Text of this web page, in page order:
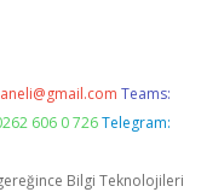
Teams:
606 0 726 Telegram:
Bilgi Teknolojileri